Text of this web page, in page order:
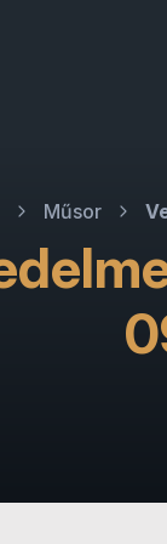
Műsor